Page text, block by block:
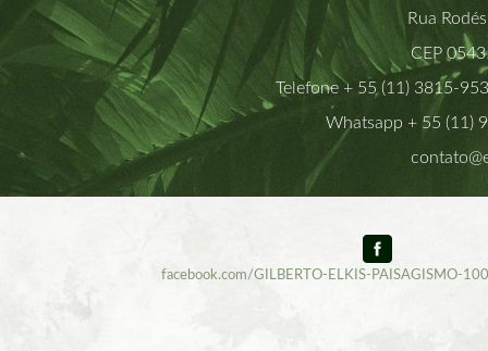
Rua
CEP
Telefone + 55 (11) 3815-
Whatsapp + 55 (11)
facebook.com/GILBERTO-ELKIS-PAISAGISMO-